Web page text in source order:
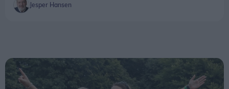
Jesper Hansen